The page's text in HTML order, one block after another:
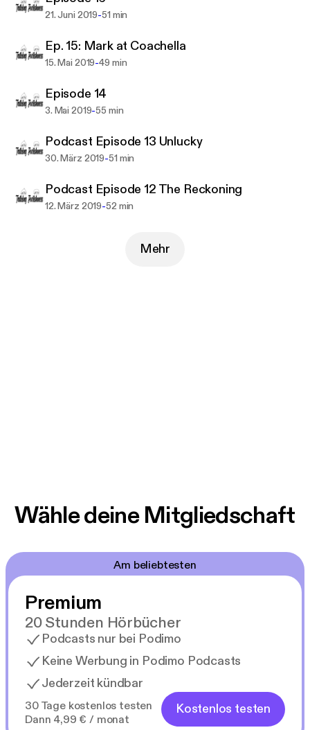
Thank you,
Mark and Zach!
21. Juni 2019-51 min
Ep. 15: Mark at Coachella
15. Mai 2019-49 min
Episode 14
3. Mai 2019-55 min
Podcast Episode 13 Unlucky
30. März 2019-51 min
Podcast Episode 12 The Reckoning
12. März 2019-52 min
Mehr
Wähle deine Mitgliedschaft
Am beliebtesten
Premium
20 Stunden Hörbücher
Podcasts nur bei Podimo
Keine Werbung in Podimo Podcasts
Jederzeit kündbar
30 Tage kostenlos testen
Dann 4,99 € / monat
Kostenlos testen